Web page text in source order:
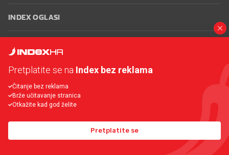
INDEX OGLASI
INFO
Oglašavanje Zaposli se na Indexu
korištenja
Postavke kolačića
© 2026 Index
Pretplatite se na Index bez reklama
Čitanje bez reklama
Brže učitavanje stranica
Otkažite kad god želite
Pretplatite se